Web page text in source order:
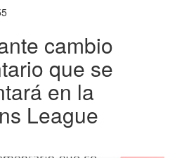
cambio
que se
en la
League